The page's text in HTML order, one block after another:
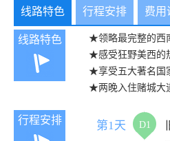
线路特色 行程安排 费用
线路特色
★领略最完整的西
★感受狂野美西的
★享受五大著名国
★两晚入住赌城大
行程安排 第1天 D1